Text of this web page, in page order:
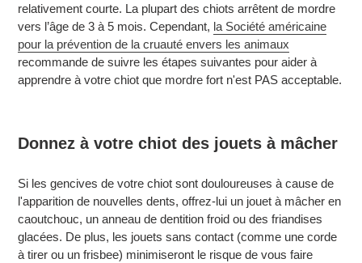
relativement courte. La plupart des chiots arrêtent de mordre
vers l’âge de 3 à 5 mois. Cependant, la Société américaine
pour la prévention de la cruauté envers les animaux
recommande de suivre les étapes suivantes pour aider à
apprendre à votre chiot que mordre fort n'est PAS acceptable.
Donnez à votre chiot des jouets à mâcher
Si les gencives de votre chiot sont douloureuses à cause de
l'apparition de nouvelles dents, offrez-lui un jouet à mâcher en
caoutchouc, un anneau de dentition froid ou des friandises
glacées. De plus, les jouets sans contact (comme une corde
à tirer ou un frisbee) minimiseront le risque de vous faire